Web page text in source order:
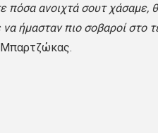
πόσα ανοιχτά σουτ χάσαμε,
ήμασταν πιο σοβαροί στο
Μπαρτζώκας.